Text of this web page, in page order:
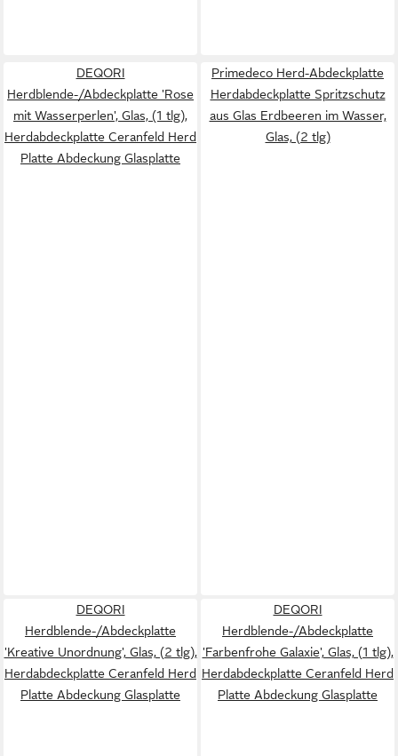
DEQORI
Herdblende-/Abdeckplatte 'Rose
mit Wasserperlen', Glas, (1 tlg),
Herdabdeckplatte Ceranfeld Herd
Platte Abdeckung Glasplatte
Primedeco Herd-Abdeckplatte
Herdabdeckplatte Spritzschutz
aus Glas Erdbeeren im Wasser,
Glas, (2 tlg)
DEQORI
Herdblende-/Abdeckplatte
'Kreative Unordnung', Glas, (2 tlg),
Herdabdeckplatte Ceranfeld Herd
Platte Abdeckung Glasplatte
DEQORI
Herdblende-/Abdeckplatte
'Farbenfrohe Galaxie', Glas, (1 tlg),
Herdabdeckplatte Ceranfeld Herd
Platte Abdeckung Glasplatte